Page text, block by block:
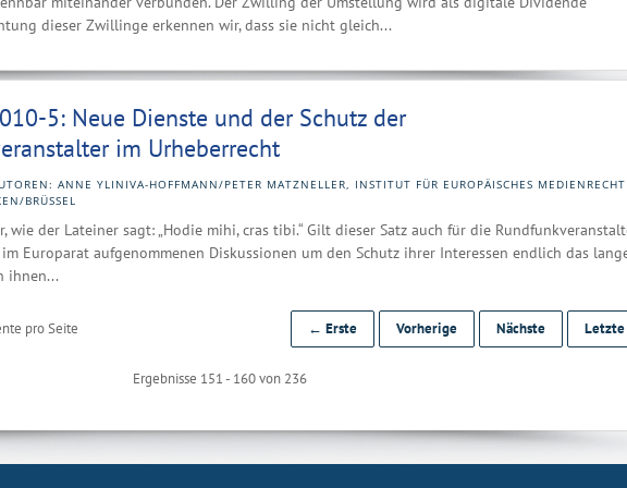
dieser Zwillinge erkennen wir, dass sie nicht gleich...
5: Neue Dienste und der Schutz der
im Urheberrecht
ANNE YLINIVA-HOFFMANN/PETER MATZNELLER, INSTITUT FÜR EUROPÄISCHES MEDIENRECHT
BRÜSSEL
wie der Lateiner sagt: „Hodie mihi, cras tibi.“ Gilt dieser Satz auch für die
Europarat aufgenommenen Diskussionen um den Schutz ihrer Interessen endlich das
ihnen...
pro Seite
Ergebnisse 151 - 160 von 236
← Erste Vorherige Nächste